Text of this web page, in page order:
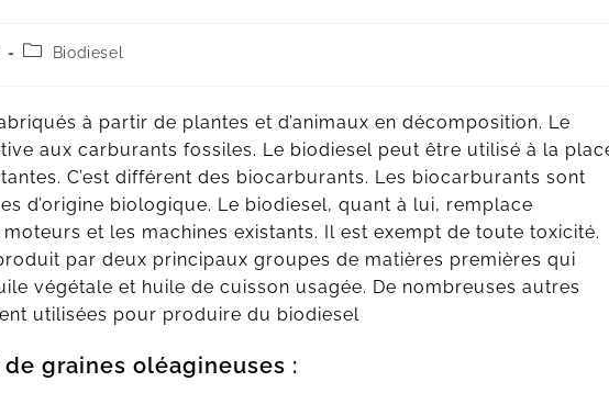
Biodiesel
à partir de plantes et d’animaux en décomposition. Le
aux carburants fossiles. Le biodiesel peut être utilisé à la
C’est différent des biocarburants. Les biocarburants sont
d’origine biologique. Le biodiesel, quant à lui, remplace
et les machines existants. Il est exempt de toute toxicité.
par deux principaux groupes de matières premières qui
végétale et huile de cuisson usagée. De nombreuses autres
utilisées pour produire du biodiesel
graines oléagineuses :